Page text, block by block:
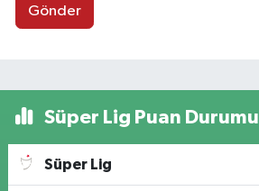
Gönder
Süper Lig Puan Durumu
Süper Lig